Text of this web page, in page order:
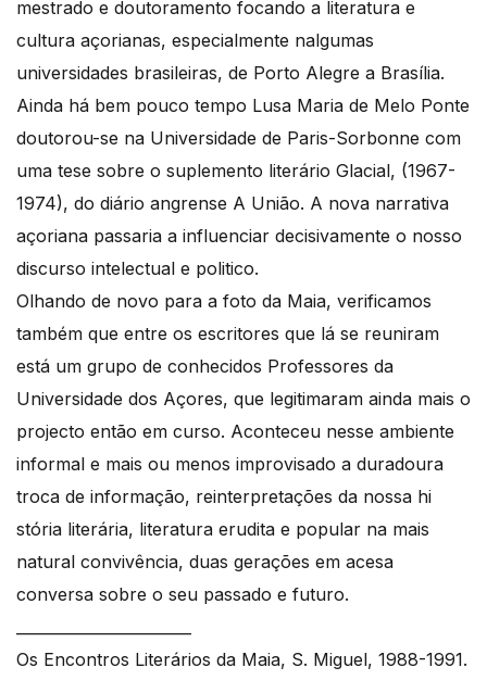
mestrado e doutoramento focando a literatura e
cultura açorianas, especialmente nalgumas
universidades brasileiras, de Porto Alegre a Brasília.
Ainda há bem pouco tempo Lusa Maria de Melo Ponte
doutorou-se na Universidade de Paris-Sorbonne com
uma tese sobre o suplemento literário Glacial, (1967-
1974), do diário angrense A União. A nova narrativa
açoriana passaria a influenciar decisivamente o nosso
discurso intelectual e politico.
Olhando de novo para a foto da Maia, verificamos
também que entre os escritores que lá se reuniram
está um grupo de conhecidos Professores da
Universidade dos Açores, que legitimaram ainda mais o
projecto então em curso. Aconteceu nesse ambiente
informal e mais ou menos improvisado a duradoura
troca de informação, reinterpretações da nossa hi
stória literária, literatura erudita e popular na mais
natural convivência, duas gerações em acesa
conversa sobre o seu passado e futuro.
Os Encontros Literários da Maia, S. Miguel, 1988-1991.